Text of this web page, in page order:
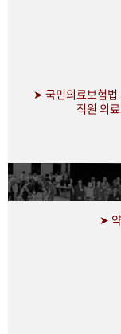
➤ 국민의료보험법
직원 의
➤